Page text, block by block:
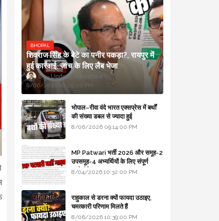
BHOPAL
शिवराज सिंह के बेटे का पनीर पकड़ा?, रायपुर में
हुई कार्रवाई, जांच के लिए लैब भेजा
Updesh Awasthee
8/06/2026 10:09:00 PM
भोपाल–रीवा वंदे भारत एक्सप्रेस में बर्थों
की संख्या डबल से ज्यादा हुई
8/06/2026 09:14:00 PM
MP Patwari भर्ती 2026 और समूह-2
उपसमूह-4 अभ्यर्थियों के लिए संपूर्ण
मार्गदर्शिका
8/04/2026 10:32:00 PM
राहुकाल से डरना क्यों फायदा उठाइए,
चमत्कारी परिणाम मिलते हैं
8/06/2026 10:39:00 PM